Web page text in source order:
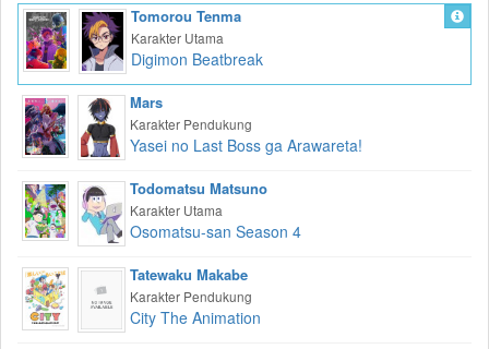
Tomorou Tenma
Karakter Utama
Digimon Beatbreak
Mars
Karakter Pendukung
Yasei no Last Boss ga Arawareta!
Todomatsu Matsuno
Karakter Utama
Osomatsu-san Season 4
Tatewaku Makabe
Karakter Pendukung
City The Animation